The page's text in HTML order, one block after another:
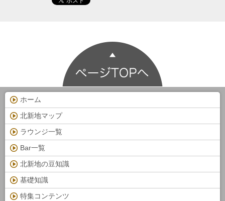
ホーム
北新地マップ
ラウンジ一覧
Bar一覧
北新地の豆知識
基礎知識
特集コンテンツ